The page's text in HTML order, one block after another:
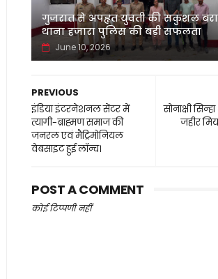
गुजरात से अपहृत युवती की सकुशल
थाना हजारा पुलिस की बड़ी सफलता
June 10, 2026
सोनाक्षी
जहीर
PREVIOUS
इंडिया इंटरनेशनल सेंटर में
त्यागी-ब्राह्मण समाज की
जनरल एवं मैट्रिमोनियल
वेबसाइट हुई लॉन्च।
POST A COMMENT
कोई टिप्पणी नहीं